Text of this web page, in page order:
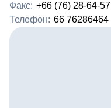
Факс: +66 (76) 28-64-57
Телефон: 66 76286464